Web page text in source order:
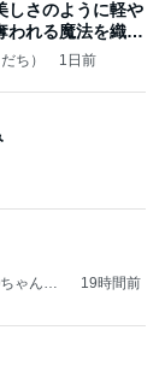
しさのように軽や
われる魔法を織り
ち） 1日前
ゃんと
19時間前